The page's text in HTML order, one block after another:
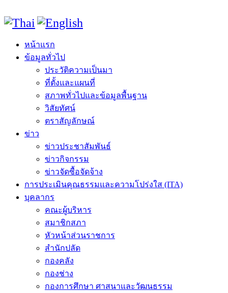
หน้าแรก
ข้อมูลทั่วไป
ประวัติความเป็นมา
ที่ตั้งและแผนที่
สภาพทั่วไปและข้อมูลพื้นฐาน
วิสัยทัศน์
ตราสัญลักษณ์
ข่าว
ข่าวประชาสัมพันธ์
ข่าวกิจกรรม
ข่าวจัดซื้อจัดจ้าง
การประเมินคุณธรรมและความโปร่งใส (ITA)
บุคลากร
คณะผู้บริหาร
สมาชิกสภา
หัวหน้าส่วนราชการ
สำนักปลัด
กองคลัง
กองช่าง
กองการศึกษา ศาสนาและวัฒนธรรม